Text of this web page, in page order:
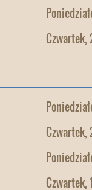
Czwartek,
Czwartek,
Czwartek,